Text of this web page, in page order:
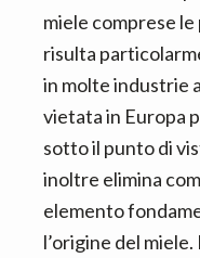
miele comprese
risulta
in molte industrie
vietata in Europa
sotto il punto di
inoltre elimina
elemento
l’origine del